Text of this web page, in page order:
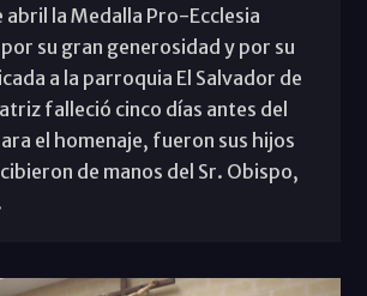
abril la Medalla Pro-Ecclesia
su gran generosidad y por su
a la parroquia El Salvador de
falleció cinco días antes del
el homenaje, fueron sus hijos
de manos del Sr. Obispo,